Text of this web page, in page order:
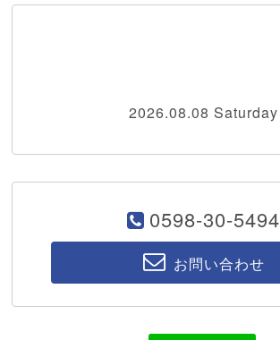
2026.08.08 Saturday
0598-30-5494
お問い合わせ